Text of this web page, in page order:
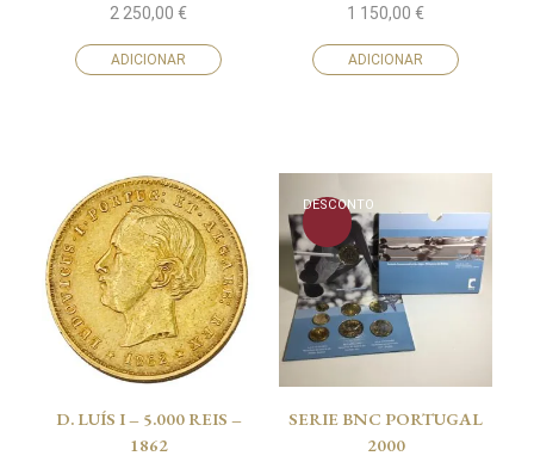
2 250,00 €
ADICIONAR
1 150,00 €
ADICIONAR
D. LUÍS I – 5.000 REIS –
1862
DESCONTO
SERIE BNC PORTUGAL
2000